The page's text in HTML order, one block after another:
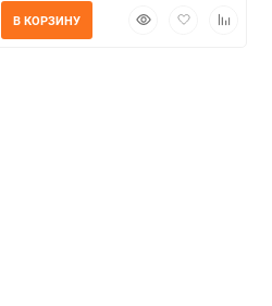
БыстрыйДобавитьДобавить
В КОРЗИНУ